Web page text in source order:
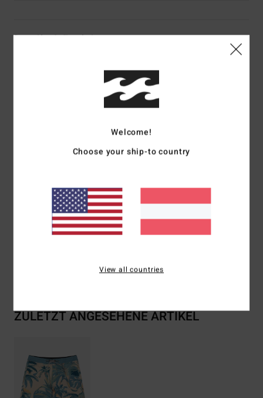
Details & Funktionen
Farbcode buh
Seitentaschen
Zusammensetzung[Hauptmaterial] 72 % recyceltes
Polyester / 20 % Baumwolle / 8 % Elasthan
Versand & Rückversand
ZULETZT ANGESEHENE ARTIKEL
Welcome!
Choose your ship-to country
View all countries